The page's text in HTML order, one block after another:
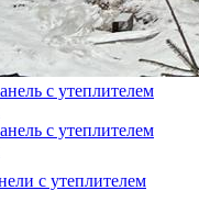
с утеплителем